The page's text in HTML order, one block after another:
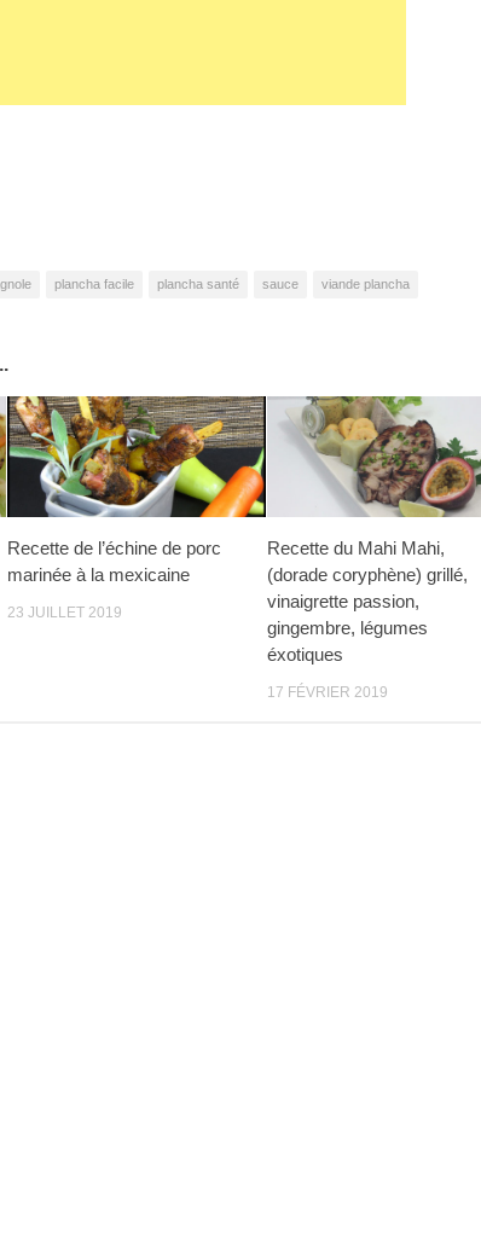
plancha facile plancha santé sauce viande plancha
Recette de l’échine de porc
marinée à la mexicaine
23 JUILLET 2019
Recette du Mahi Mahi,
(dorade coryphène) grillé,
vinaigrette passion,
gingembre, légumes
éxotiques
17 FÉVRIER 2019